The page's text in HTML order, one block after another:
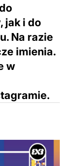
jak i do
Na razie
imienia.
w